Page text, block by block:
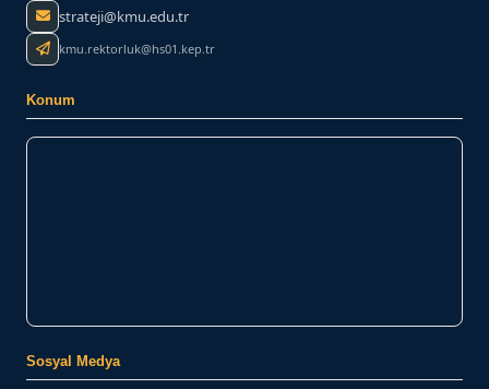
strateji@kmu.edu.tr
kmu.rektorluk@hs01.kep.tr
Konum
Sosyal Medya